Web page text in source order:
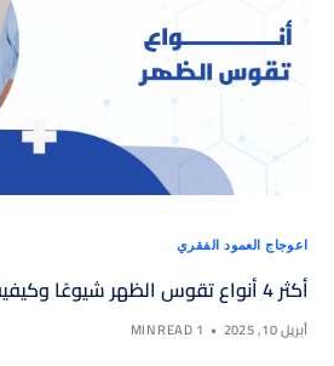
اعوجاج العمود الفقري
أكثر 4 أنواع تقوس الظهر شيوعًا وكيفية علاجها بطرق فعّالة
أبريل 10, 2025 1 MIN READ